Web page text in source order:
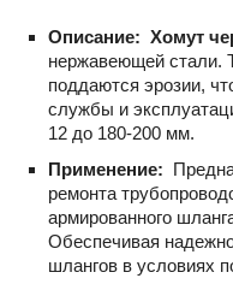
Описание: Хомут
нержавеющей стали.
поддаются эрозии,
службы и
12 до 180-200 мм.
Применение:
ремонта
армированного
Обеспечивая
шлангов в условиях